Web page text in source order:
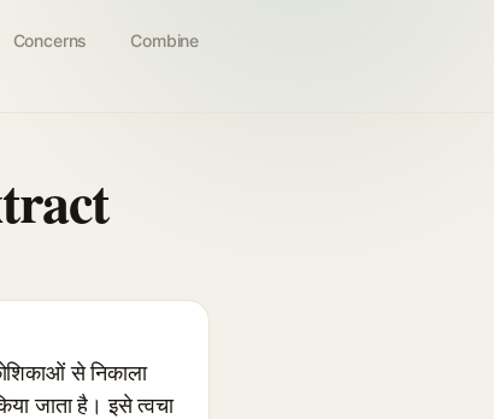
Concerns Combine
से निकाला
जाता है। इसे त्वचा